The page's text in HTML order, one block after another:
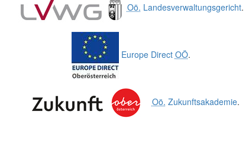
Oö. Landesverwaltungsgericht.
Europe Direct OÖ.
Oö. Zukunftsakademie.